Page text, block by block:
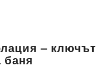
– ключът
баня